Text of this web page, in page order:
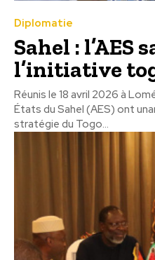
Diplomatie
Sahel : l’AES
l’initiative
Réunis le 18 avril 2026 à
États du Sahel (AES) ont
stratégie du Togo...